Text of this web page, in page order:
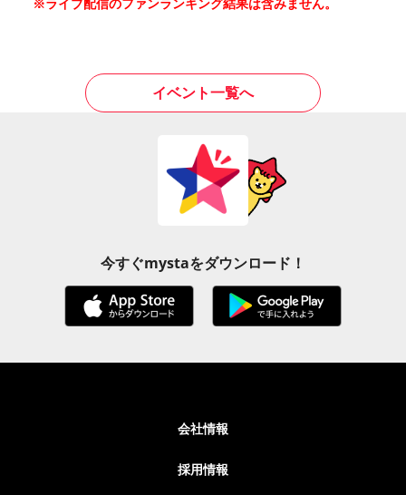
イベント一覧へ
今すぐmystaをダウンロード！
会社情報
採用情報